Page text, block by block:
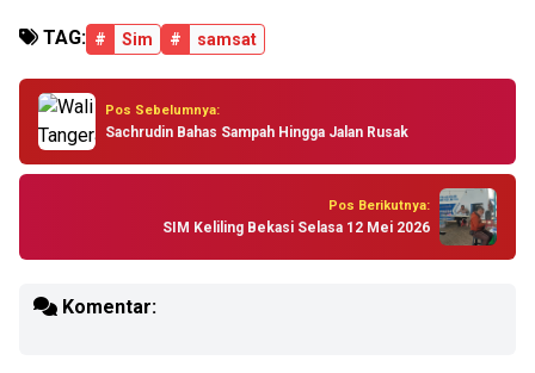
TAG: # Sim # samsat
Pos Sebelumnya:
Sachrudin Bahas Sampah Hingga Jalan Rusak
Pos Berikutnya:
SIM Keliling Bekasi Selasa 12 Mei 2026
Komentar: